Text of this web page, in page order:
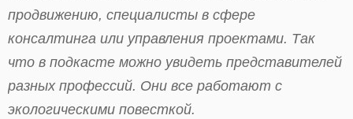
продвижению, специалисты в сфере
консалтинга или управления проектами. Так
что в подкасте можно увидеть представителей
разных профессий. Они все работают с
экологическими повесткой.